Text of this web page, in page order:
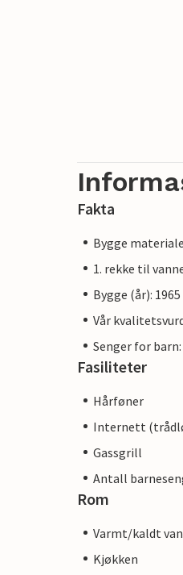
Fakta
Bygge
1. rekke til
Bygge (år): 1965
Vår
Senger for barn:
Fasiliteter
Hårføner
Internett
Gassgrill
Antall
Rom
Varmt/kaldt
Kjøkken